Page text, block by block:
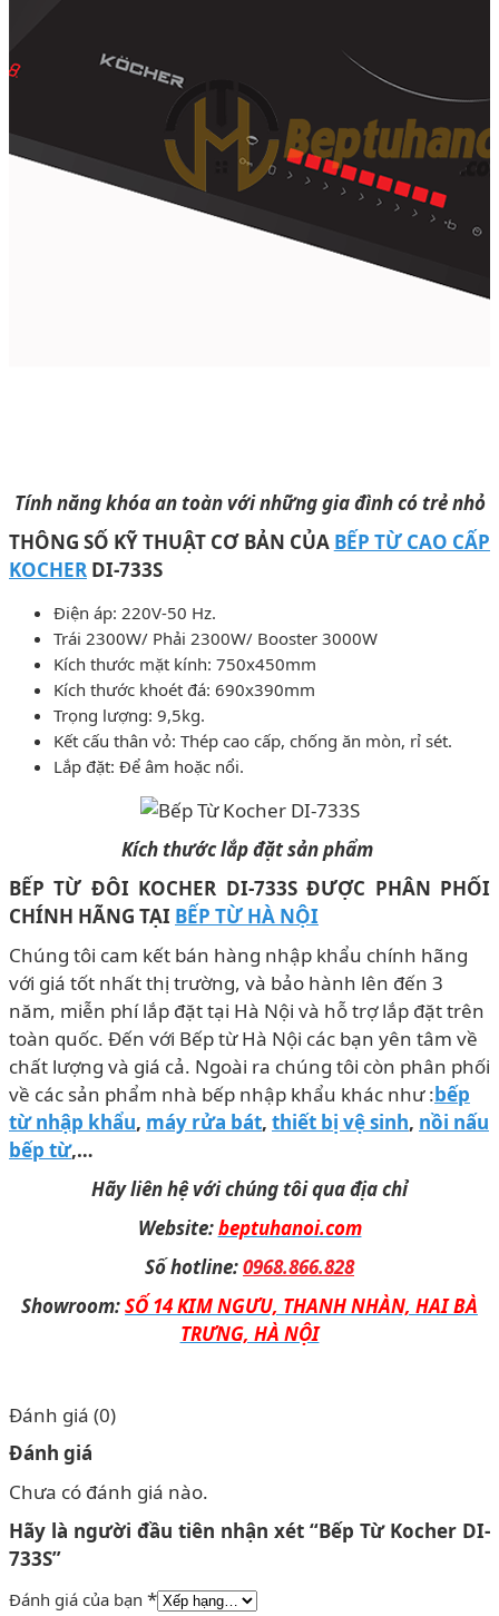
Tính năng khóa an toàn với những gia đình có trẻ nhỏ
THÔNG SỐ KỸ THUẬT CƠ BẢN CỦA BẾP TỪ CAO CẤP
KOCHER DI-733S
Điện áp: 220V-50 Hz.
Trái 2300W/ Phải 2300W/ Booster 3000W
Kích thước mặt kính: 750x450mm
Kích thước khoét đá: 690x390mm
Trọng lượng: 9,5kg.
Kết cấu thân vỏ: Thép cao cấp, chống ăn mòn, rỉ sét.
Lắp đặt: Để âm hoặc nổi.
Kích thước lắp đặt sản phẩm
BẾP TỪ ĐÔI KOCHER DI-733S ĐƯỢC PHÂN PHỐI
CHÍNH HÃNG TẠI BẾP TỪ HÀ NỘI
Chúng tôi cam kết bán hàng nhập khẩu chính hãng
với giá tốt nhất thị trường, và bảo hành lên đến 3
năm, miễn phí lắp đặt tại Hà Nội và hỗ trợ lắp đặt trên
toàn quốc. Đến với Bếp từ Hà Nội các bạn yên tâm về
chất lượng và giá cả. Ngoài ra chúng tôi còn phân phối
về các sản phẩm nhà bếp nhập khẩu khác như :bếp
từ nhập khẩu, máy rửa bát, thiết bị vệ sinh, nồi nấu
bếp từ,…
Hãy liên hệ với chúng tôi qua địa chỉ
Website:beptuhanoi.com
Số hotline:0968.866.828
Showroom:SỐ 14 KIM NGƯU, THANH NHÀN, HAI BÀ
TRƯNG, HÀ NỘI
Đánh giá (0)
Đánh giá
Chưa có đánh giá nào.
Hãy là người đầu tiên nhận xét “Bếp Từ Kocher DI-
733S”
Đánh giá của bạn *